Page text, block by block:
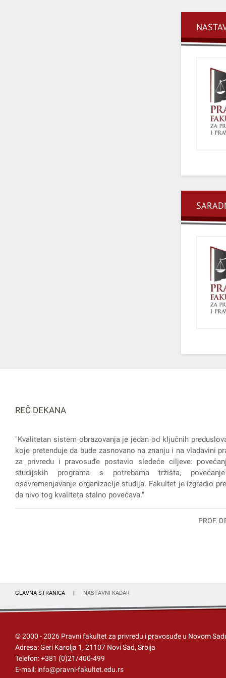
REČ DEKANA
"Kvalitetan sistem obrazovanja je jedan od ključnih
koje pretenduje da bude zasnovano na znanju i na vladavini
za privredu i pravosuđe postavio sledeće ciljeve:
studijskih programa s potrebama tržišta,
osavremenjavanje organizacije studija. Fakultet je izgradio
da nivo tog kvaliteta stalno povećava."
PROF.
GLAVNA STRANICA NASTAVNI KADAR
© 2000 -2026 Pravni fakultet za privredu i pravosuđe u Novom
Adresa: Geri Karolja 1, 21107 Novi Sad, Srbija
Telefon:+381 (0)21/400-499
E-mail: info@pravni-fakultet.edu.rs